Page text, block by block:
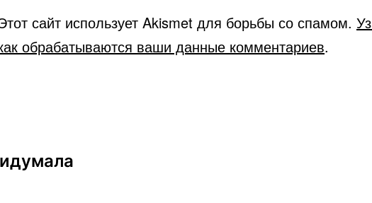
сайт использует Akismet для борьбы со спамом.
обрабатываются ваши данные комментариев.